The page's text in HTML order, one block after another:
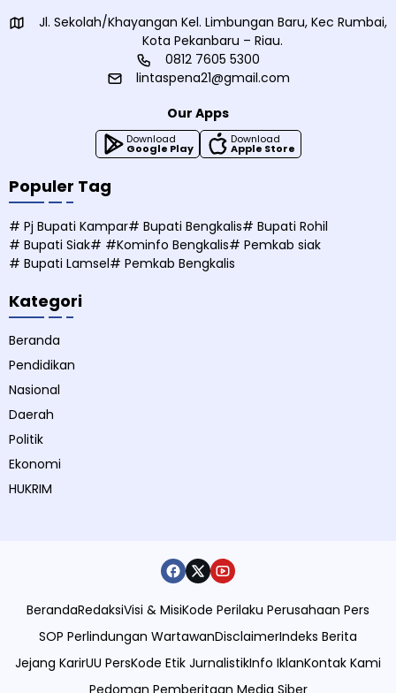
Jl. Sekolah/Khayangan Kel. Limbungan Baru, Kec Rumbai,
Kota Pekanbaru – Riau.
0812 7605 5300
lintaspena21@gmail.com
Our Apps
Download
Google Play
Download
Apple Store
Populer Tag
# Pj Bupati Kampar# Bupati Bengkalis# Bupati Rohil
# Bupati Siak# #Kominfo Bengkalis# Pemkab siak
# Bupati Lamsel# Pemkab Bengkalis
Kategori
Beranda
Pendidikan
Nasional
Daerah
Politik
Ekonomi
HUKRIM
BerandaRedaksiVisi & MisiKode Perilaku Perusahaan Pers
SOP Perlindungan WartawanDisclaimerIndeks Berita
Jejang KarirUU PersKode Etik JurnalistikInfo IklanKontak Kami